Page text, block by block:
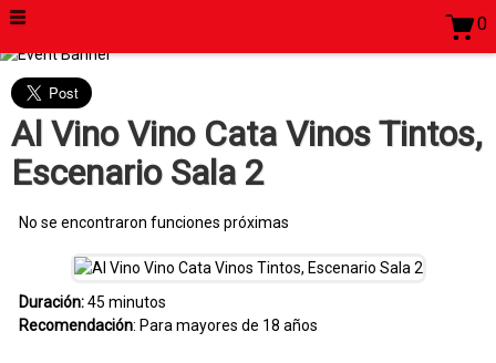
0
Al Vino Vino Cata Vinos Tintos,
Escenario Sala 2
No se encontraron funciones próximas
Duración:45 minutos
Recomendación: Para mayores de 18 años